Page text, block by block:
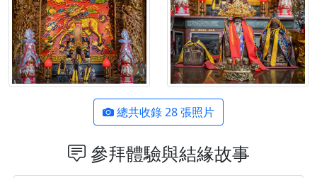
總共收錄 28 張照片
參拜體驗與結緣故事